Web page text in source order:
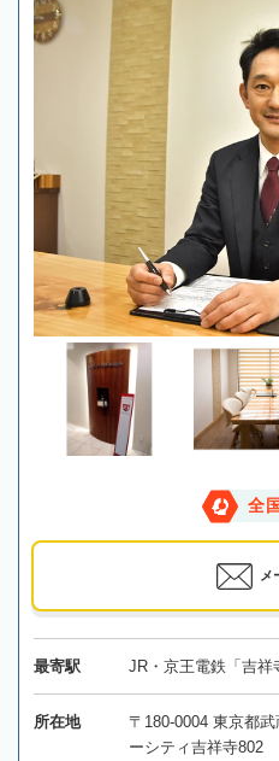
全
メ
最寄駅 JR・京王電鉄「吉祥
所在地
〒180-0004 東京都
ーシティ吉祥寺802